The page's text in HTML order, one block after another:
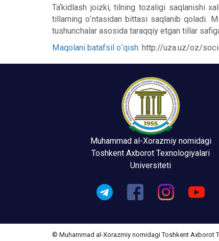
Taʼkidlash joizki, tilning tozaligi saqlanishi
tillarning oʻntasidan bittasi saqlanib qoladi.
tushunchalar asosida taraqqiy etgan tillar
Maqolani batafsil oʻqish: http://uza.uz/oz/
Muhammad al-Xorazmiy nomidagi
Toshkent Axborot Texnologiyalari
Universiteti
© Muhammad al-Xorazmiy nomidagi Toshkent Axborot